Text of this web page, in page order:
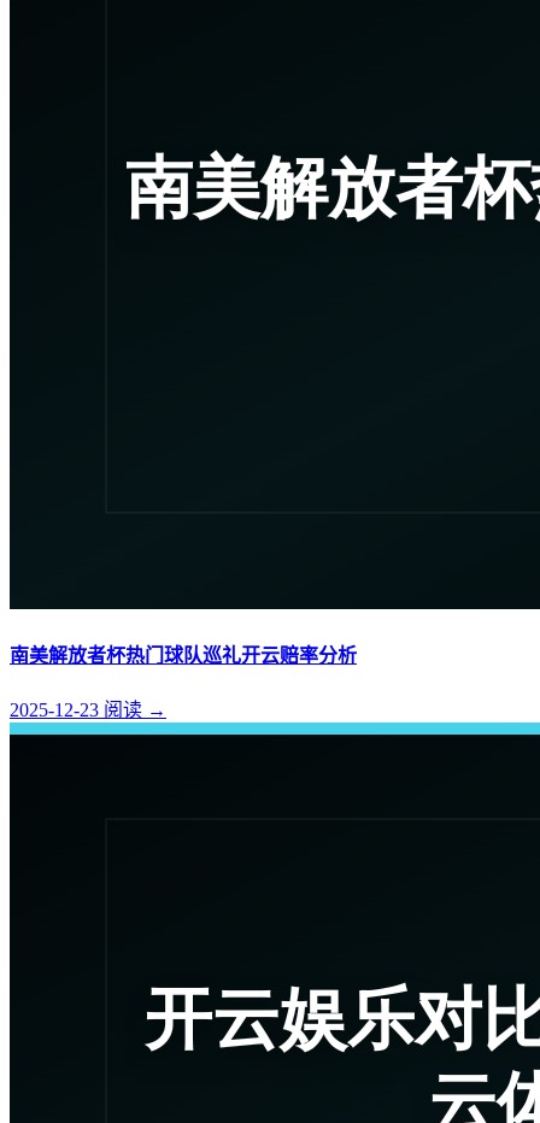
南美解放者杯热门球队巡礼开云赔率分析
2025-12-23 阅读 →